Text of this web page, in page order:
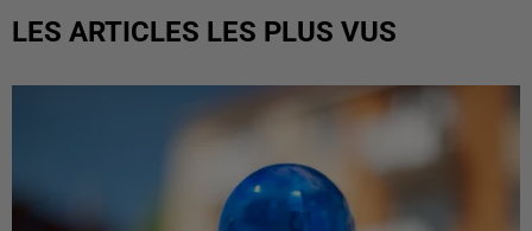
LES ARTICLES LES PLUS VUS